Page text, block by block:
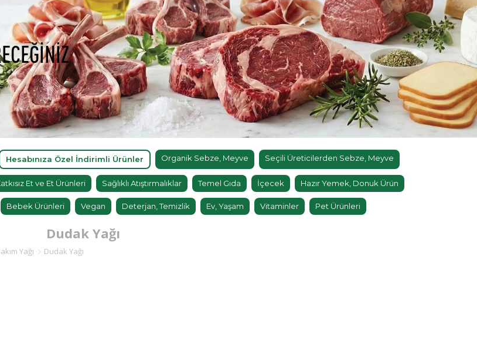
Hesabınıza Özel İndirimli Ürünler Organik Sebze, Meyve Seçili Üreticilerden Sebze, Meyve
Et ve Et Ürünleri Sağlıklı Atıştırmalıklar Temel Gıda İçecek Hazır Yemek, Donuk Ürün
Bebek Ürünleri Vegan Deterjan, Temizlik Ev, Yaşam Vitaminler Pet Ürünleri
Dudak Yağı
Yağı Dudak Yağı